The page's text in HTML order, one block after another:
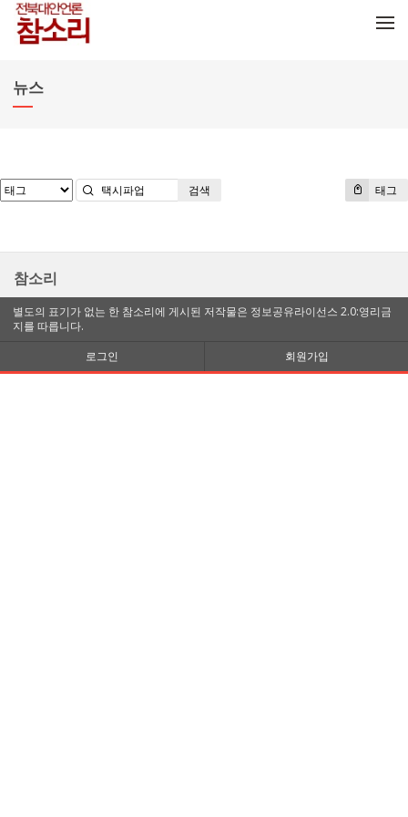
뉴스
태그
검색
참소리
별도의 표기가 없는 한 참소리에 게시된 저작물은 정보공유라이선스 2.0:영리금
지를 따릅니다.
로그인
회원가입